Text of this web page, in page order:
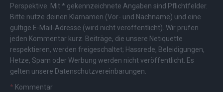
Perspektive. Mit * gekennzeichnete Angaben sind Pflichtfelder.
Bitte nutze deinen Klarnamen (Vor- und Nachname) und eine
gültige E-Mail-Adresse (wird nicht veröffentlicht). Wir prüfen
jeden Kommentar kurz. Beiträge, die unsere Netiquette
respektieren, werden freigeschaltet; Hassrede, Beleidigungen,
Hetze, Spam oder Werbung werden nicht veröffentlicht. Es
gelten unsere Datenschutzvereinbarungen
* Kommentar